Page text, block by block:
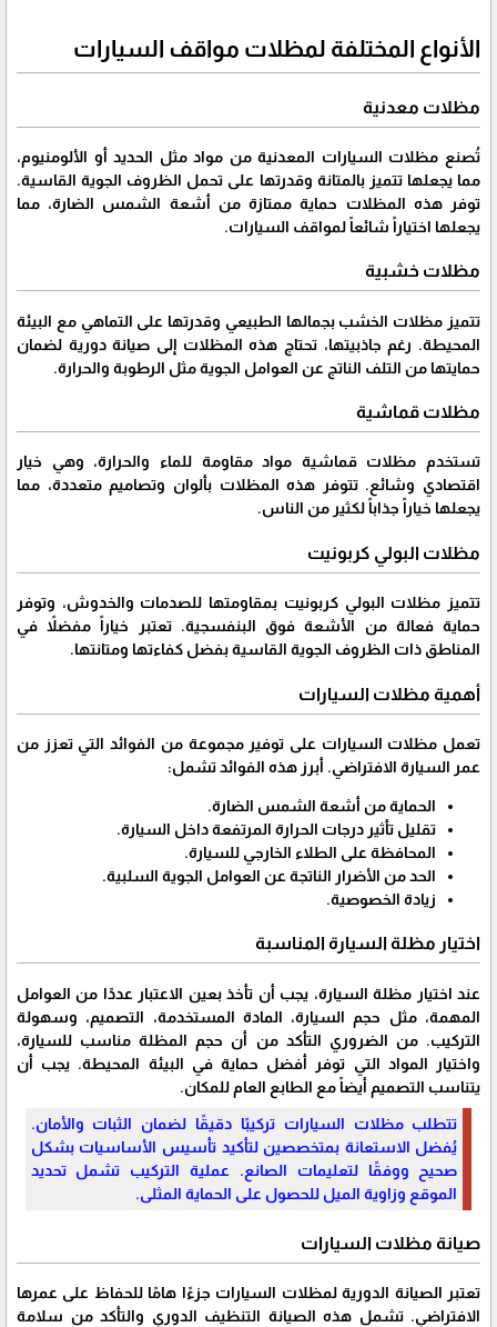
الأنواع المختلفة لمظلات مواقف السيارات
مظلات معدنية
تُصنع مظلات السيارات المعدنية من مواد مثل الحديد أو الألومنيوم،
مما يجعلها تتميز بالمتانة وقدرتها على تحمل الظروف الجوية القاسية.
توفر هذه المظلات حماية ممتازة من أشعة الشمس الضارة، مما
يجعلها اختياراً شائعاً لمواقف السيارات.
مظلات خشبية
تتميز مظلات الخشب بجمالها الطبيعي وقدرتها على التماهي مع البيئة
المحيطة. رغم جاذبيتها، تحتاج هذه المظلات إلى صيانة دورية لضمان
حمايتها من التلف الناتج عن العوامل الجوية مثل الرطوبة والحرارة.
مظلات قماشية
تستخدم مظلات قماشية مواد مقاومة للماء والحرارة، وهي خيار
اقتصادي وشائع. تتوفر هذه المظلات بألوان وتصاميم متعددة، مما
يجعلها خياراً جذاباً لكثير من الناس.
مظلات البولي كربونيت
تتميز مظلات البولي كربونيت بمقاومتها للصدمات والخدوش، وتوفر
حماية فعالة من الأشعة فوق البنفسجية. تعتبر خياراً مفضلاً في
المناطق ذات الظروف الجوية القاسية بفضل كفاءتها ومتانتها.
أهمية مظلات السيارات
تعمل مظلات السيارات على توفير مجموعة من الفوائد التي تعزز من
عمر السيارة الافتراضي. أبرز هذه الفوائد تشمل:
الحماية من أشعة الشمس الضارة.
تقليل تأثير درجات الحرارة المرتفعة داخل السيارة.
المحافظة على الطلاء الخارجي للسيارة.
الحد من الأضرار الناتجة عن العوامل الجوية السلبية.
زيادة الخصوصية.
اختيار مظلة السيارة المناسبة
عند اختيار مظلة السيارة، يجب أن تأخذ بعين الاعتبار عددًا من العوامل
المهمة، مثل حجم السيارة، المادة المستخدمة، التصميم، وسهولة
التركيب. من الضروري التأكد من أن حجم المظلة مناسب للسيارة،
واختيار المواد التي توفر أفضل حماية في البيئة المحيطة. يجب أن
يتناسب التصميم أيضاً مع الطابع العام للمكان.
تتطلب مظلات السيارات تركيبًا دقيقًا لضمان الثبات والأمان.
يُفضل الاستعانة بمتخصصين لتأكيد تأسيس الأساسيات بشكل
صحيح ووفقًا لتعليمات الصانع. عملية التركيب تشمل تحديد
الموقع وزاوية الميل للحصول على الحماية المثلى.
صيانة مظلات السيارات
تعتبر الصيانة الدورية لمظلات السيارات جزءًا هامًا للحفاظ على عمرها
الافتراضي. تشمل هذه الصيانة التنظيف الدوري والتأكد من سلامة